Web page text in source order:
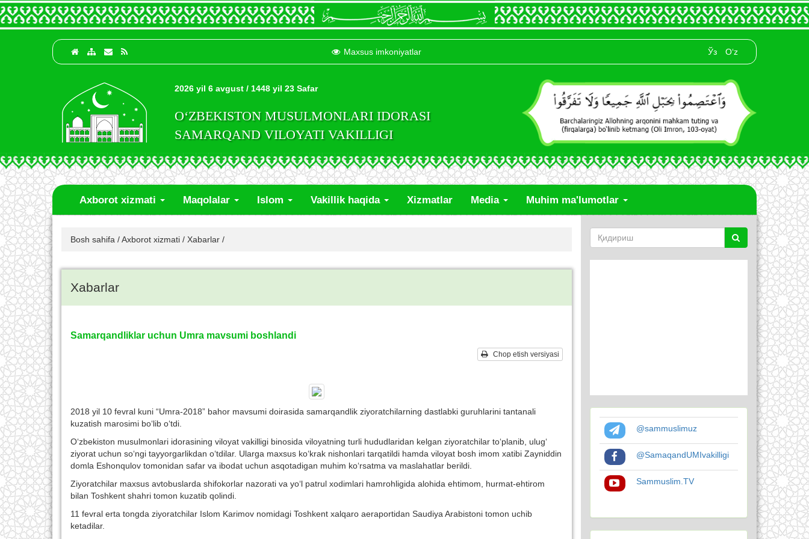
Maxsus imkoniyatlar Ўз O‘z
2026 yil 6 avgust / 1448 yil 23 Safar
O‘ZBEKISTON MUSULMONLARI IDORASI
SAMARQAND VILOYATI VAKILLIGI
Axborot xizmati Maqolalar Islom Vakillik haqida Xizmatlar Media Muhim ma'lumotlar
Bosh sahifa /Axborot xizmati / Xabarlar /
Xabarlar
Samarqandliklar uchun Umra mavsumi boshlandi
Chop etish versiyasi
2018 yil 10 fevral kuni “Umra-2018” bahor mavsumi doirasida samarqandlik ziyoratchilarning dastlabki guruhlarini tantanali
kuzatish marosimi bo‘lib o‘tdi.
O‘zbekiston musulmonlari idorasining viloyat vakilligi binosida viloyatning turli hududlaridan kelgan ziyoratchilar to‘planib, ulug‘
ziyorat uchun so‘ngi tayyorgarlikdan o‘tdilar. Ularga maxsus ko‘krak nishonlari tarqatildi hamda viloyat bosh imom xatibi Zayniddin
domla Eshonqulov tomonidan safar va ibodat uchun asqotadigan muhim ko‘rsatma va maslahatlar berildi.
Ziyoratchilar maxsus avtobuslarda shifokorlar nazorati va yo‘l patrul xodimlari hamrohligida alohida ehtimom, hurmat-ehtirom
bilan Toshkent shahri tomon kuzatib qolindi.
11 fevral erta tongda ziyoratchilar Islom Karimov nomidagi Toshkent xalqaro aeraportidan Saudiya Arabistoni tomon uchib
ketadilar.
@sammuslimuz
@SamaqandUMIvakilligi
Sammuslim.TV